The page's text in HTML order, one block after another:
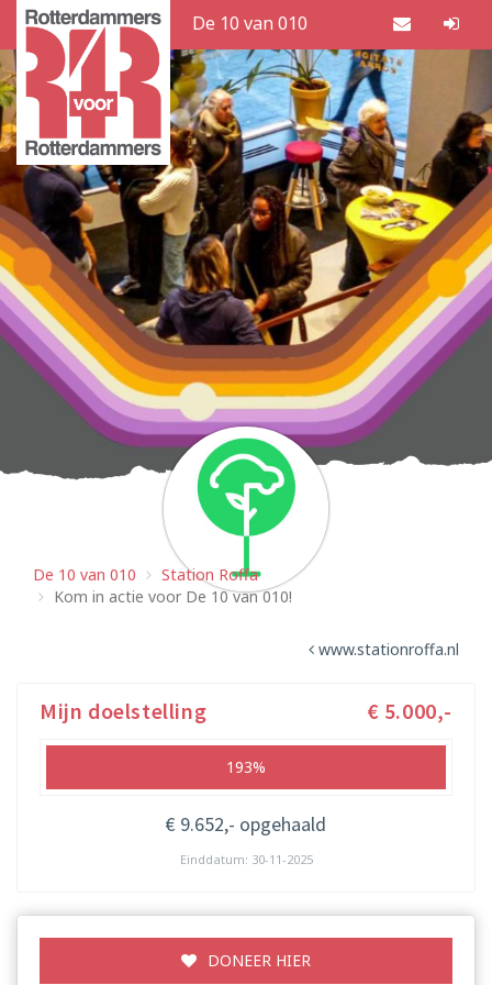
De 10 van 010
De 10 van 010
Station Roffa
Kom in actie voor De 10 van 010!
www.stationroffa.nl
Mijn doelstelling € 5.000,-
193%
€ 9.652,- opgehaald
Einddatum: 30-11-2025
DONEER HIER